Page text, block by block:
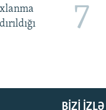
7
BIZI IZLƏ